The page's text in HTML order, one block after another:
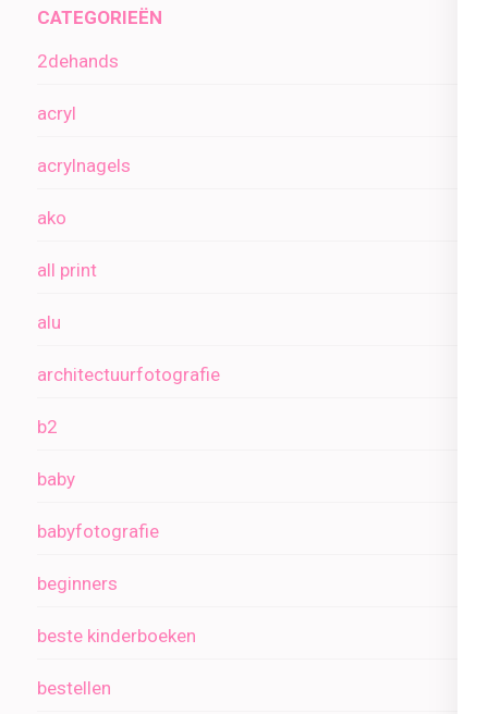
CATEGORIEËN
2dehands
acryl
acrylnagels
ako
all print
alu
architectuurfotografie
b2
baby
babyfotografie
beginners
beste kinderboeken
bestellen